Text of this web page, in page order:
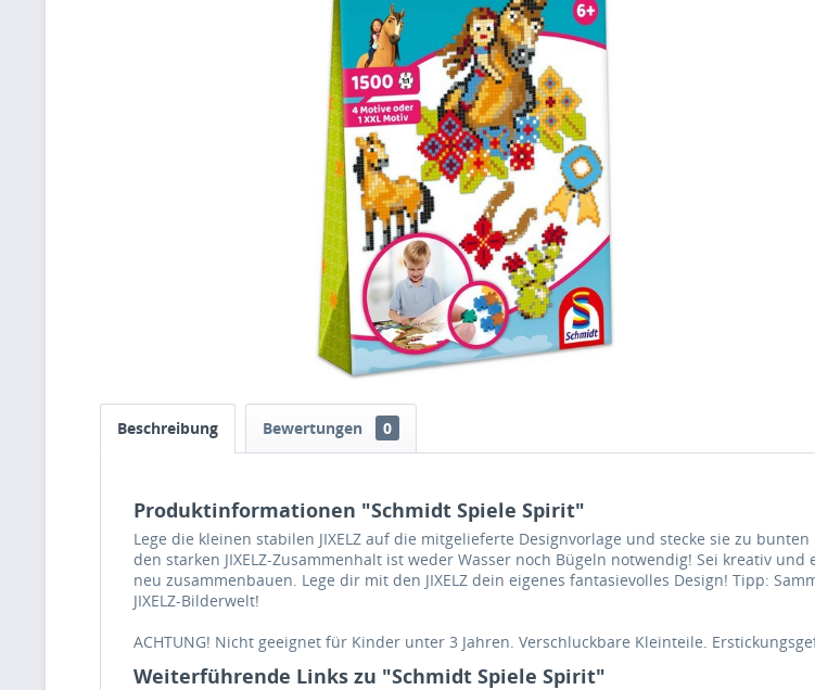
Beschreibung Bewertungen 0
Produktinformationen "Schmidt Spiele Spirit"
Lege die kleinen stabilen JIXELZ auf die mitgelieferte Designvorlage und stecke sie zu
den starken JIXELZ-Zusammenhalt ist weder Wasser noch Bügeln notwendig! Sei kreativ
neu zusammenbauen. Lege dir mit den JIXELZ dein eigenes fantasievolles Design! Tipp:
JIXELZ-Bilderwelt!
ACHTUNG! Nicht geeignet für Kinder unter 3 Jahren. Verschluckbare Kleinteile.
Weiterführende Links zu "Schmidt Spiele Spirit"